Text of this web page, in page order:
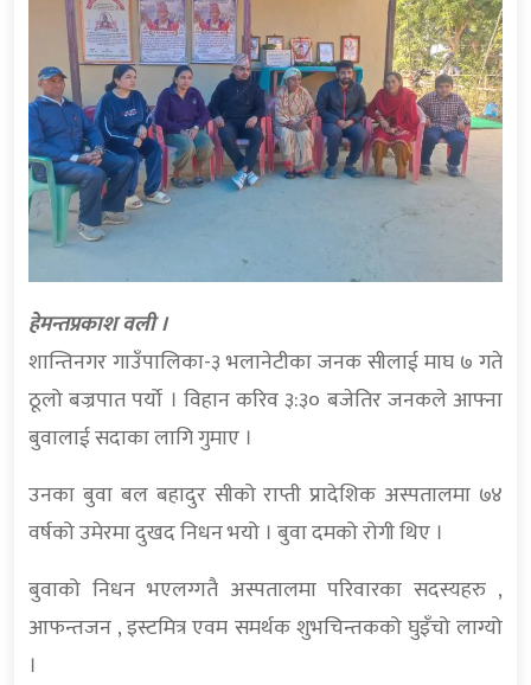
हेमन्तप्रकाश वली ।
शान्तिनगर गाउँपालिका-३ भलानेटीका जनक सीलाई माघ ७ गते
ठूलो बज्रपात पर्यो । विहान करिव ३:३० बजेतिर जनकले आफ्ना
बुवालाई सदाका लागि गुमाए ।
उनका बुवा बल बहादुर सीको राप्ती प्रादेशिक अस्पतालमा ७४
वर्षको उमेरमा दुखद निधन भयो । बुवा दमको रोगी थिए ।
बुवाको निधन भएलग्गतै अस्पतालमा परिवारका सदस्यहरु ,
आफन्तजन , इस्टमित्र एवम समर्थक शुभचिन्तकको घुइँचो लाग्यो
।